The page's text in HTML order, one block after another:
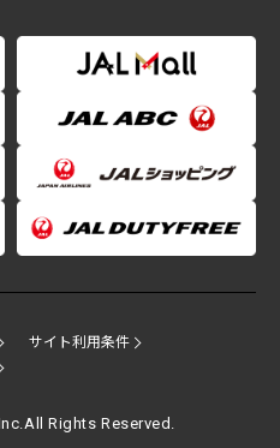
サイト利用条件
Rights Reserved.